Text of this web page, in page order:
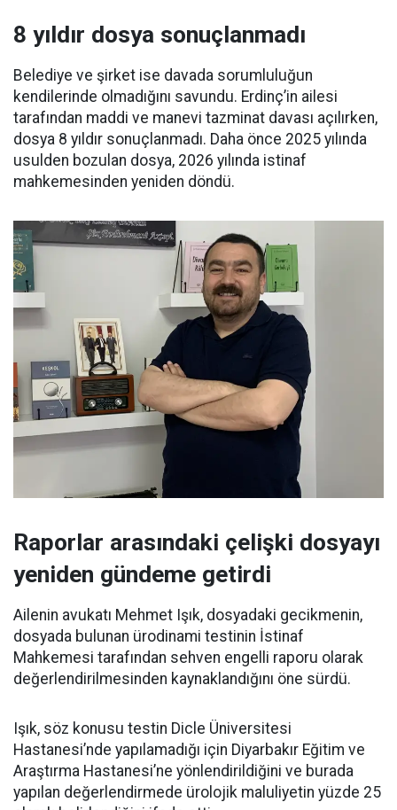
8 yıldır dosya sonuçlanmadı
Belediye ve şirket ise davada sorumluluğun
kendilerinde olmadığını savundu. Erdinç’in ailesi
tarafından maddi ve manevi tazminat davası açılırken,
dosya 8 yıldır sonuçlanmadı. Daha önce 2025 yılında
usulden bozulan dosya, 2026 yılında istinaf
mahkemesinden yeniden döndü.
Raporlar arasındaki çelişki dosyayı
yeniden gündeme getirdi
Ailenin avukatı Mehmet Işık, dosyadaki gecikmenin,
dosyada bulunan ürodinami testinin İstinaf
Mahkemesi tarafından sehven engelli raporu olarak
değerlendirilmesinden kaynaklandığını öne sürdü.
Işık, söz konusu testin Dicle Üniversitesi
Hastanesi’nde yapılamadığı için Diyarbakır Eğitim ve
Araştırma Hastanesi’ne yönlendirildiğini ve burada
yapılan değerlendirmede ürolojik maluliyetin yüzde 25